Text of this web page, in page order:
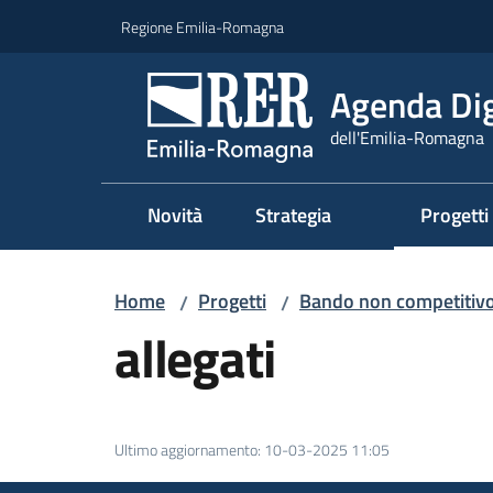
Regione Emilia-Romagna
Agenda
dell'Emilia-Romagna
Novità Strategia Progetti
Home / Progetti / Bando non
allegati
Ultimo aggiornamento: 10-03-2025 11:05